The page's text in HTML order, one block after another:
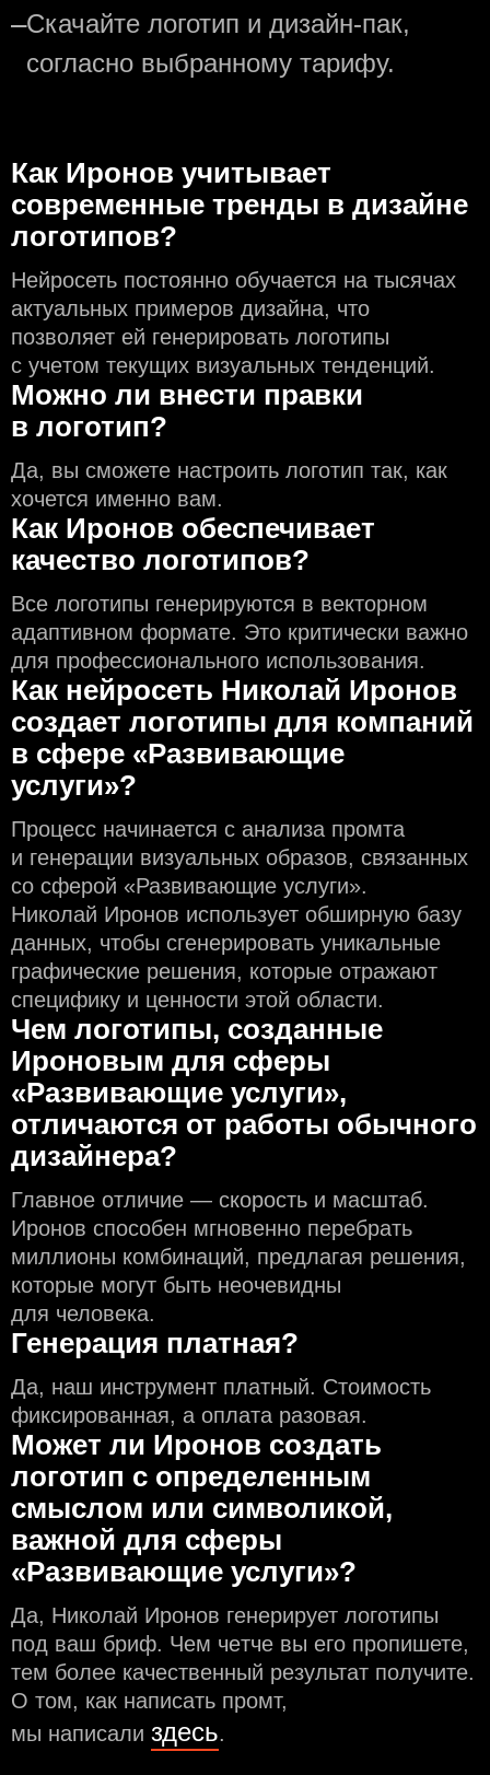
—Скачайте логотип и дизайн-пак,
согласно выбранному тарифу.
Как Иронов учитывает
современные тренды в дизайне
логотипов?
Нейросеть постоянно обучается на тысячах
актуальных примеров дизайна, что
позволяет ей генерировать логотипы
с учeтом текущих визуальных тенденций.
Можно ли внести правки
в логотип?
Да, вы сможете настроить логотип так, как
хочется именно вам.
Как Иронов обеспечивает
качество логотипов?
Все логотипы генерируются в векторном
адаптивном формате. Это критически важно
для профессионального использования.
Как нейросеть Николай Иронов
создаeт логотипы для компаний
в сфере «Развивающие
услуги»?
Процесс начинается с анализа промта
и генерации визуальных образов, связанных
со сферой «Развивающие услуги».
Николай Иронов использует обширную базу
данных, чтобы сгенерировать уникальные
графические решения, которые отражают
специфику и ценности этой области.
Чем логотипы, созданные
Ироновым для сферы
«Развивающие услуги»,
отличаются от работы обычного
дизайнера?
Главное отличие — скорость и масштаб.
Иронов способен мгновенно перебрать
миллионы комбинаций, предлагая решения,
которые могут быть неочевидны
для человека.
Генерация платная?
Да, наш инструмент платный. Стоимость
фиксированная, а оплата разовая.
Может ли Иронов создать
логотип с определeнным
смыслом или символикой,
важной для сферы
«Развивающие услуги»?
Да, Николай Иронов генерирует логотипы
под ваш бриф. Чем чeтче вы его пропишете,
тем более качественный результат получите.
О том, как написать промт,
мы написали здесь.